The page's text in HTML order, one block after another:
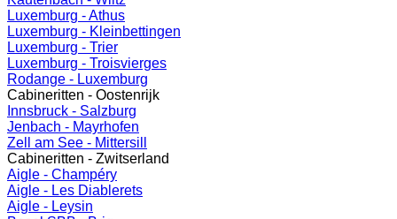
Luxemburg - Athus
Luxemburg - Kleinbettingen
Luxemburg - Trier
Luxemburg - Troisvierges
Rodange - Luxemburg
Cabineritten - Oostenrijk
Innsbruck - Salzburg
Jenbach - Mayrhofen
Zell am See - Mittersill
Cabineritten - Zwitserland
Aigle - Champéry
Aigle - Les Diablerets
Aigle - Leysin